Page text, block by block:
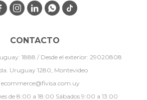
CONTACTO
1888 / Desde el exterior: 29020808
Uruguay 1280, Montevideo
ecommerce@fivisa.com.uy
de 8:00 a 18:00 Sábados 9:00 a 13:00
  